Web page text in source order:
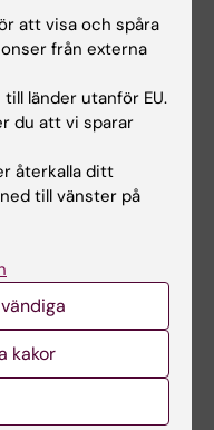
Broberg
att visa och spåra
från externa
länder utanför EU.
du att vi sparar
återkalla ditt
till vänster på
kakor